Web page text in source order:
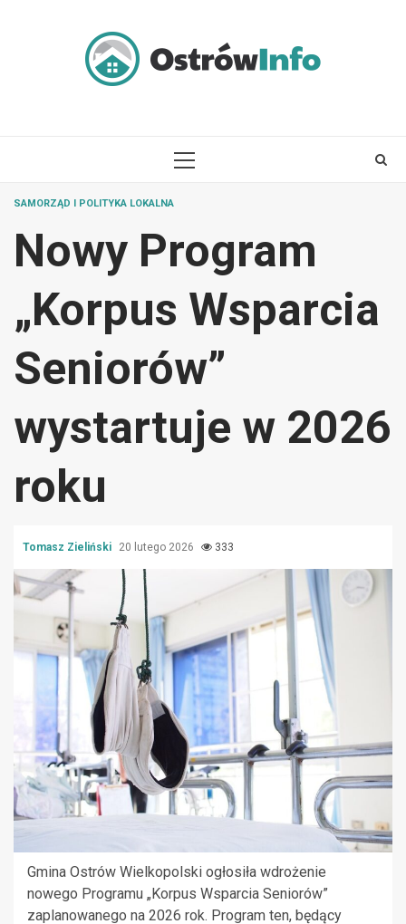
PRIMARY
SAMORZĄD I POLITYKA LOKALNA
Nowy Program
„Korpus Wsparcia
Seniorów”
wystartuje w 2026
roku
Tomasz Zieliński 20 lutego 2026 333
Gmina Ostrów Wielkopolski ogłosiła wdrożenie
nowego Programu „Korpus Wsparcia Seniorów”
zaplanowanego na 2026 rok. Program ten, będący